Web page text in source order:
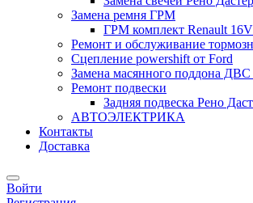
Замена ремня ГРМ
ГРМ комплект Renault
Ремонт и обслуживание
Сцепление powershift от Ford
Замена масянного поддона ДВС
Ремонт подвески
Задняя подвеска Рено
АВТОЭЛЕКТРИКА
Контакты
Доставка
Войти